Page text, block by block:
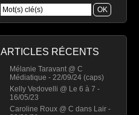
ARTICLES RÉCENTS
Mélanie Taravant @ C
Médiatique - 22/09/24 (caps)
Kelly Vedovelli @ Le 6 à 7 -
16/05/23
Caroline Roux @ C dans Lair -